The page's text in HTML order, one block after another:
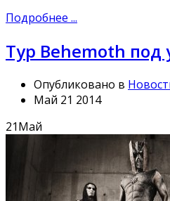
Подробнее ...
Тур Behemoth под
Опубликовано в
Май 21 2014
21Май